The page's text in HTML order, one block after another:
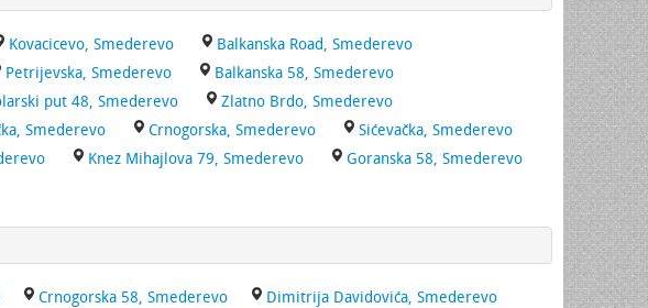
Kovacicevo, Smederevo
Balkanska Road, Smederevo
Petrijevska, Smederevo
Balkanska 58, Smederevo
put 48, Smederevo
Zlatno Brdo, Smederevo
Smederevo Crnogorska, Smederevo
Sićevačka, Smederevo
Knez Mihajlova 79, Smederevo
Goranska 58, Smederevo
Crnogorska 58, Smederevo
Dimitrija Davidovića, Smederevo